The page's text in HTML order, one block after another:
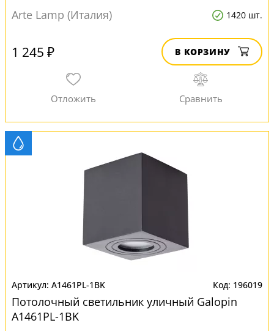
Arte Lamp (Италия)
1420 шт.
1 245 ₽ В КОРЗИНУ
A1461PL-1BK 196019
Потолочный светильник уличный Galopin
A1461PL-1BK